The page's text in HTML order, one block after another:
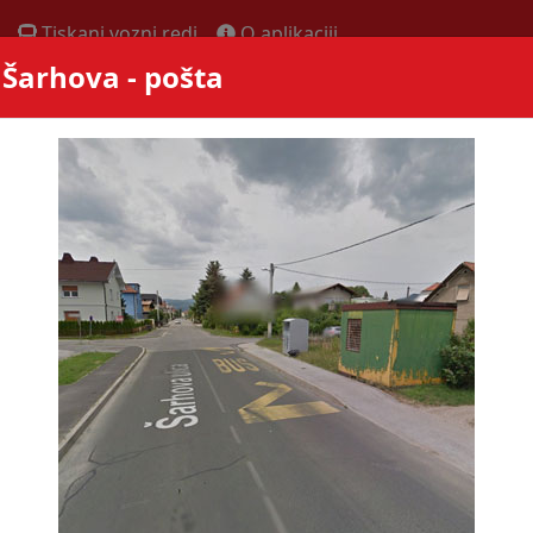
Tiskani vozni redi O aplikaciji
- pošta